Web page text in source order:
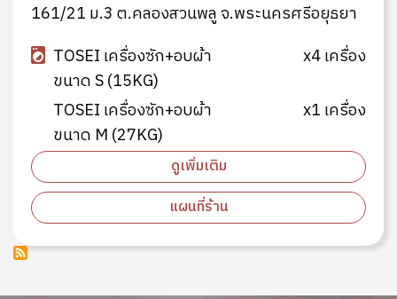
161/21 ม.3 ต.คลองสวนพลู จ.พระนครศรีอยุธยา
TOSEI เครื่องซัก+อบผ้า
ขนาด S (15KG)
x4 เครื่อง
TOSEI เครื่องซัก+อบผ้า
ขนาด M (27KG)
x1 เครื่อง
ดูเพิ่มเติม
แผนที่ร้าน